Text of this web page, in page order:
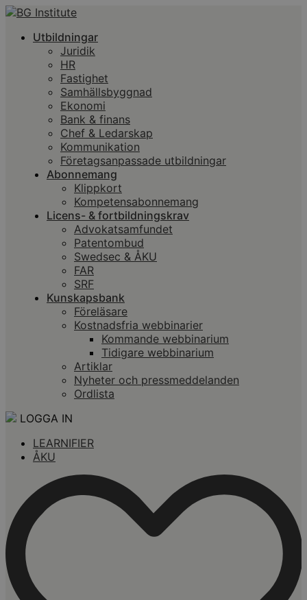
Utbildningar
Juridik
HR
Fastighet
Samhällsbyggnad
Ekonomi
Bank & finans
Chef & Ledarskap
Kommunikation
Företagsanpassade utbildningar
Abonnemang
Klippkort
Kompetensabonnemang
Licens- & fortbildningskrav
Advokatsamfundet
Patentombud
Swedsec & ÅKU
FAR
SRF
Kunskapsbank
Föreläsare
Kostnadsfria webbinarier
Kommande webbinarium
Tidigare webbinarium
Artiklar
Nyheter och pressmeddelanden
Ordlista
LOGGA IN
LEARNIFIER
ÅKU